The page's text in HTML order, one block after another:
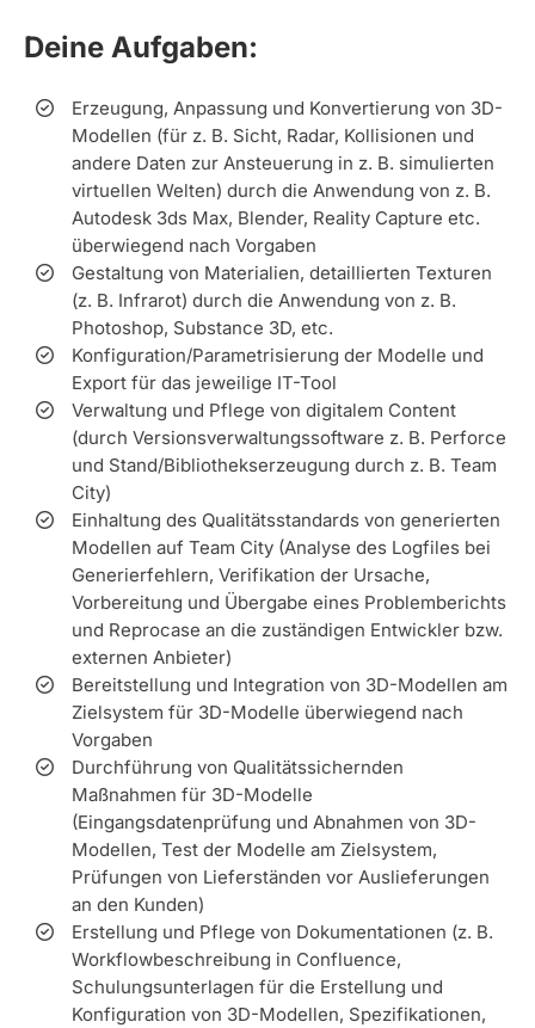
Deine Aufgaben:
Erzeugung, Anpassung und Konvertierung von 3D-
Modellen (für z. B. Sicht, Radar, Kollisionen und
andere Daten zur Ansteuerung in z. B. simulierten
virtuellen Welten) durch die Anwendung von z. B.
Autodesk 3ds Max, Blender, Reality Capture etc.
überwiegend nach Vorgaben
Gestaltung von Materialien, detaillierten Texturen
(z. B. Infrarot) durch die Anwendung von z. B.
Photoshop, Substance 3D, etc.
Konfiguration/Parametrisierung der Modelle und
Export für das jeweilige IT-Tool
Verwaltung und Pflege von digitalem Content
(durch Versionsverwaltungssoftware z. B. Perforce
und Stand/Bibliothekserzeugung durch z. B. Team
City)
Einhaltung des Qualitätsstandards von generierten
Modellen auf Team City (Analyse des Logfiles bei
Generierfehlern, Verifikation der Ursache,
Vorbereitung und Übergabe eines Problemberichts
und Reprocase an die zuständigen Entwickler bzw.
externen Anbieter)
Bereitstellung und Integration von 3D-Modellen am
Zielsystem für 3D-Modelle überwiegend nach
Vorgaben
Durchführung von Qualitätssichernden
Maßnahmen für 3D-Modelle
(Eingangsdatenprüfung und Abnahmen von 3D-
Modellen, Test der Modelle am Zielsystem,
Prüfungen von Lieferständen vor Auslieferungen
an den Kunden)
Erstellung und Pflege von Dokumentationen (z. B.
Workflowbeschreibung in Confluence,
Schulungsunterlagen für die Erstellung und
Konfiguration von 3D-Modellen, Spezifikationen,